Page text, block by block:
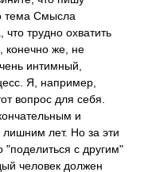
тема Смысла
что трудно охватить
конечно же, не
интимный,
Я, например,
вопрос для себя.
и
лишним лет. Но за эти
"поделиться с другим"
человек должен